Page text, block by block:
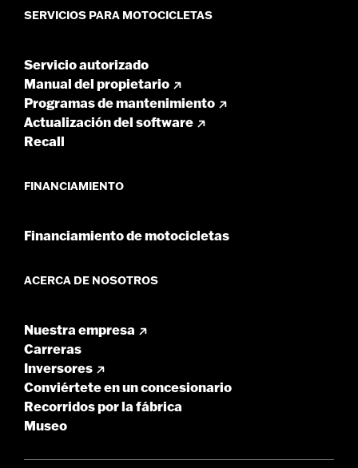
SERVICIOS PARA MOTOCICLETAS
Servicio autorizado
Manual del propietario
Programas de mantenimiento
Actualización del software
Recall
FINANCIAMIENTO
Financiamiento de motocicletas
ACERCA DE NOSOTROS
Nuestra empresa
Carreras
Inversores
Conviértete en un concesionario
Recorridos por la fábrica
Museo